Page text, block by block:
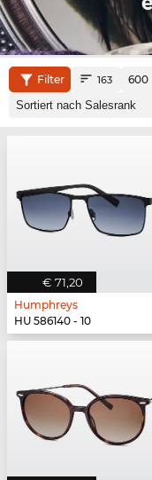
Filter 163 600
€ 71,20
Humphreys
HU 586140 - 10